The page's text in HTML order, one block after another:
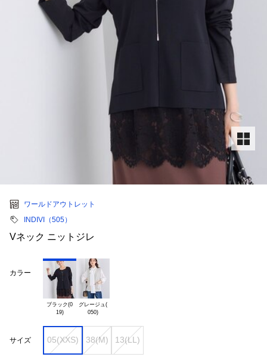
ワールドアウトレット
INDIVI（505）
Vネック ニットジレ
カラー
ブラック(0
19)
グレージュ(
サイズ 05(XXS) 38(M) 13(LL)